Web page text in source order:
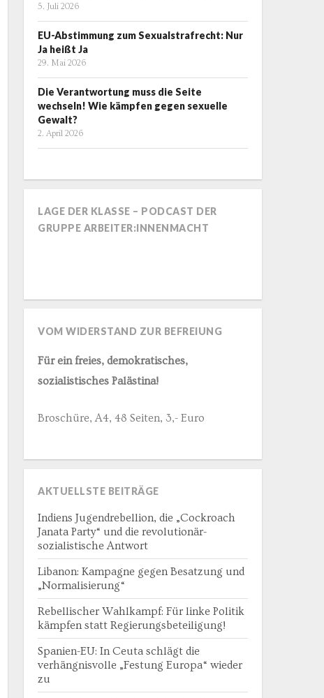
5. Juli 2026
EU-Abstimmung zum Sexualstrafrecht: Nur
Ja heißt Ja
29. Mai 2026
Die Verantwortung muss die Seite
wechseln! Wie kämpfen gegen sexuelle
Gewalt?
2. April 2026
LAGE DER KLASSE – PODCAST DER
GRUPPE ARBEITER:INNENMACHT
VOM WIDERSTAND ZUR BEFREIUNG
Für ein freies, demokratisches,
sozialistisches Palästina!
Broschüre, A4, 48 Seiten, 3,- Euro
AKTUELLSTE BEITRÄGE
Indiens Jugendrebellion, die „Cockroach
Janata Party“ und die revolutionär-
sozialistische Antwort
Libanon: Kampagne gegen Besatzung und
„Normalisierung“
Rebellischer Wahlkampf: Für linke Politik
kämpfen statt Regierungsbeteiligung!
Spanien-EU: In Ceuta schlägt die
verhängnisvolle „Festung Europa“ wieder
zu